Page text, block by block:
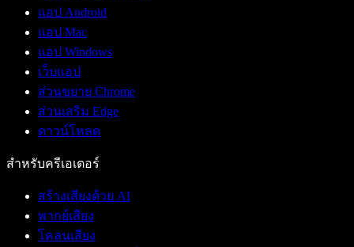
แอป Android
แอป Mac
แอป Windows
เว็บแอป
ส่วนขยาย Chrome
ส่วนเสริม Edge
ดาวน์โหลด
สำหรับครีเอเตอร์
สร้างเสียงด้วย AI
พากย์เสียง
โคลนเสียง